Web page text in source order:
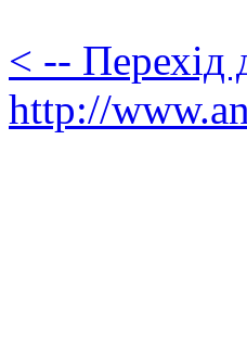
< -- Перехід
http://